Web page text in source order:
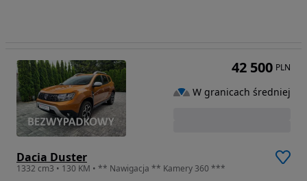
Dacia Duster
1332 cm3 • 130 KM • ** Nawigacja ** Kamery 360 ***
42 500 PLN
W granicach średniej